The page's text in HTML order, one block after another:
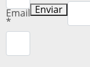
Email
*
Enviar